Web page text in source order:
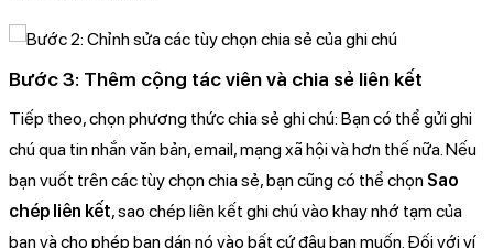
Bước 3: Thêm cộng tác viên và chia sẻ liên kết
Tiếp theo, chọn phương thức chia sẻ ghi chú: Bạn có thể gửi ghi
chú qua tin nhắn văn bản, email, mạng xã hội và hơn thế nữa. Nếu
bạn vuốt trên các tùy chọn chia sẻ, bạn cũng có thể chọn Sao
chép liên kết, sao chép liên kết ghi chú vào khay nhớ tạm của
bạn và cho phép bạn dán nó vào bất cứ đâu bạn muốn. Đối với ví